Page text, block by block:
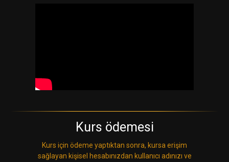
Kurs ödemesi
Kurs için ödeme yaptıktan sonra, kursa erişim
sağlayan kişisel hesabınızdan kullanıcı adınızı ve